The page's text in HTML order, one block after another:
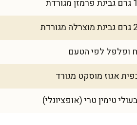
ופלפל לפי הטעם
אגוז מוסקט מגורד